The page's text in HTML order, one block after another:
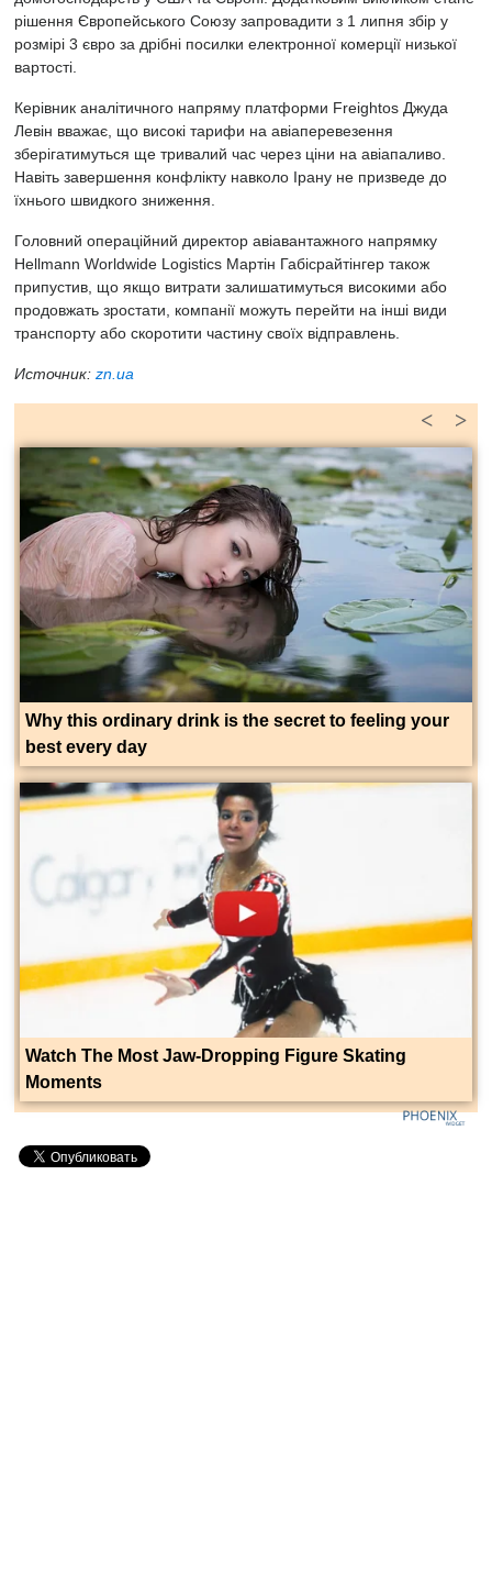
рішення Європейського Союзу запровадити з 1 липня збір у
розмірі 3 євро за дрібні посилки електронної комерції низької
вартості.
Керівник аналітичного напряму платформи Freightos Джуда
Левін вважає, що високі тарифи на авіаперевезення
зберігатимуться ще тривалий час через ціни на авіапаливо.
Навіть завершення конфлікту навколо Ірану не призведе до
їхнього швидкого зниження.
Головний операційний директор авіавантажного напрямку
Hellmann Worldwide Logistics Мартін Габісрайтінгер також
припустив, що якщо витрати залишатимуться високими або
продовжать зростати, компанії можуть перейти на інші види
транспорту або скоротити частину своїх відправлень.
Источник: zn.ua
>
<
Why this ordinary drink is the secret to feeling your
best every day
Watch The Most Jaw‑Dropping Figure Skating
Moments